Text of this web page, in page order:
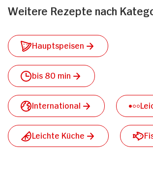
Weitere Rezepte nach
Hauptspeisen
bis 80 min
International
Leichte Küche